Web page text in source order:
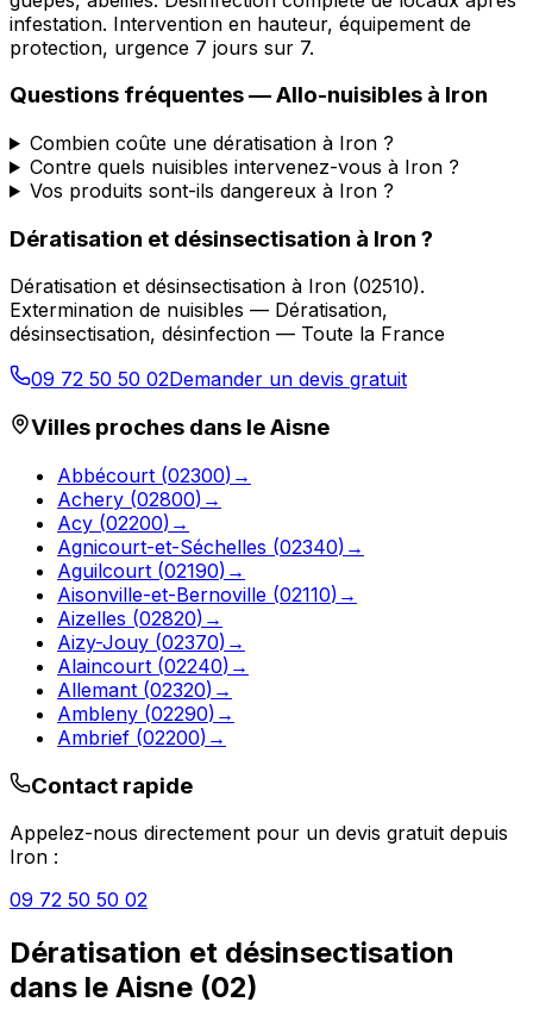
infestation. Intervention en hauteur, équipement de
protection, urgence 7 jours sur 7.
Questions fréquentes —Allo-nuisibles à Iron
Combien coûte une dératisation à Iron ?
Contre quels nuisibles intervenez-vous à Iron ?
Vos produits sont-ils dangereux à Iron ?
Dératisation et désinsectisation à Iron ?
Dératisation et désinsectisation à Iron (02510).
Extermination de nuisibles — Dératisation,
désinsectisation, désinfection — Toute la France
09 72 50 50 02Demander un devis gratuit
Villes proches dans leAisne
Abbécourt (02300) →
Achery (02800) →
Acy (02200) →
Agnicourt-et-Séchelles (02340) →
Aguilcourt (02190) →
Aisonville-et-Bernoville (02110) →
Aizelles (02820) →
Aizy-Jouy (02370) →
Alaincourt (02240) →
Allemant (02320) →
Ambleny (02290) →
Ambrief (02200) →
Contact rapide
Appelez-nous directement pour un devis gratuit depuis
Iron :
09 72 50 50 02
Dératisation et désinsectisation
dans le Aisne (02)